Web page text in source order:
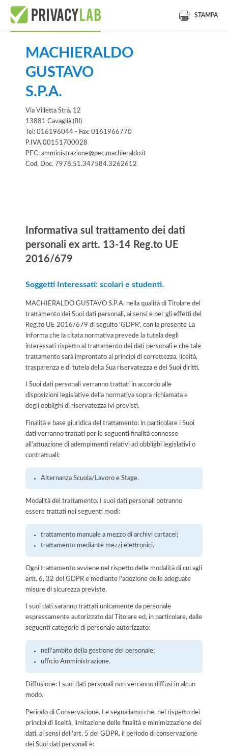
STAMPA
MACHIERALDO
GUSTAVO
S.P.A.
Via Villetta Strà, 12
13881 Cavaglià (BI)
Tel: 016196044 - Fax: 0161966770
P.IVA 00151700028
PEC: amministrazione@pec.machieraldo.it
Cod. Doc. 7978.51.347584.3262612
Informativa sul trattamento dei dati
personali ex artt. 13-14 Reg.to UE
2016/679
Soggetti Interessati: scolari e studenti.
MACHIERALDO GUSTAVO S.P.A. nella qualità di Titolare del
trattamento dei Suoi dati personali, ai sensi e per gli effetti del
Reg.to UE 2016/679 di seguito 'GDPR', con la presente La
informa che la citata normativa prevede la tutela degli
interessati rispetto al trattamento dei dati personali e che tale
trattamento sarà improntato ai principi di correttezza, liceità,
trasparenza e di tutela della Sua riservatezza e dei Suoi diritti.
I Suoi dati personali verranno trattati in accordo alle
disposizioni legislative della normativa sopra richiamata e
degli obblighi di riservatezza ivi previsti.
Finalità e base giuridica del trattamento: in particolare i Suoi
dati verranno trattati per le seguenti finalità connesse
all'attuazione di adempimenti relativi ad obblighi legislativi o
contrattuali:
Alternanza Scuola/Lavoro e Stage.
Modalità del trattamento. I suoi dati personali potranno
essere trattati nei seguenti modi:
trattamento manuale a mezzo di archivi cartacei;
trattamento mediante mezzi elettronici.
Ogni trattamento avviene nel rispetto delle modalità di cui agli
artt. 6, 32 del GDPR e mediante l'adozione delle adeguate
misure di sicurezza previste.
I suoi dati saranno trattati unicamente da personale
espressamente autorizzato dal Titolare ed, in particolare, dalle
seguenti categorie di personale autorizzato:
nell'ambito della gestione del personale;
ufficio Amministrazione.
Diffusione: I suoi dati personali non verranno diffusi in alcun
modo.
Periodo di Conservazione. Le segnaliamo che, nel rispetto dei
principi di liceità, limitazione delle finalità e minimizzazione dei
dati, ai sensi dell’art. 5 del GDPR, il periodo di conservazione
dei Suoi dati personali è: